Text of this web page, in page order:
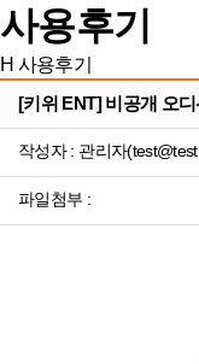
사용후기
H 사용후기
[키위 ENT] 비공개 오디
작성자 : 관리자
파일첨부 :